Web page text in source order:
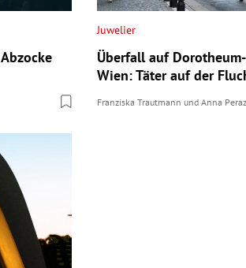
Juwelier
Überfall auf
Wien: Täter auf der
Franziska Trautmann und Anna